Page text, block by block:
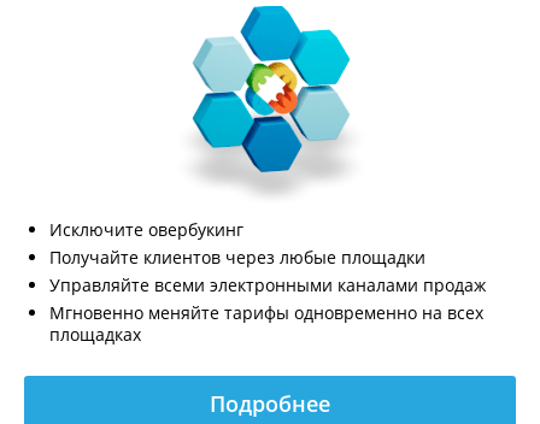
Исключите овербукинг
Получайте клиентов через любые площадки
Управляйте всеми электронными каналами продаж
Мгновенно меняйте тарифы одновременно на всех
площадках
Подробнее